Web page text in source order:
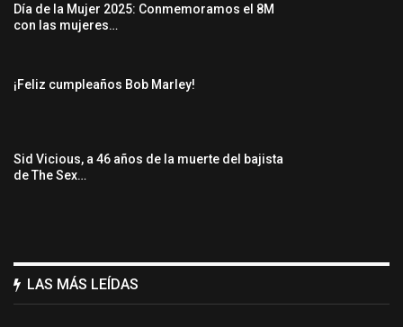
Día de la Mujer 2025: Conmemoramos el 8M
con las mujeres…
¡Feliz cumpleaños Bob Marley!
Sid Vicious, a 46 años de la muerte del bajista
de The Sex…
LAS MÁS LEÍDAS